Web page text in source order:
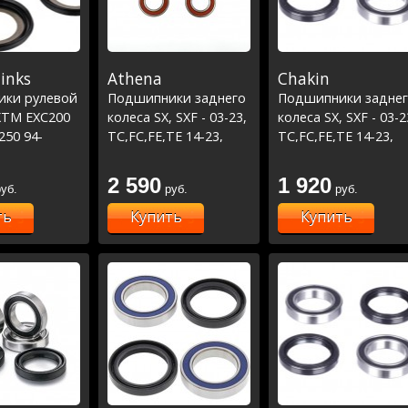
рулевой
EXC200
94-
18-
12-
17-
12-16/SX125
09-
22/SX450
05-
11-
07-22 (22-
Athena
Подшипники заднего
колеса SX, SXF - 03-23,
TC,FC,FE,TE 14-23,
2 590 руб.
Купить
Chakin
Подшипники
колеса SX, SXF - 03-
TC,FC,FE,TE 14-23,
1 920 руб.
Купить